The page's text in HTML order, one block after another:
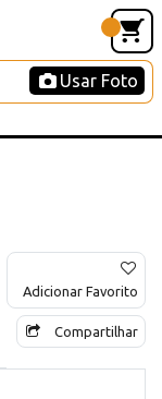
Usar Foto
Adicionar Favorito
Compartilhar